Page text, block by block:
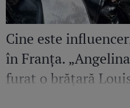
Cine este
în Franța.
furat o brățară